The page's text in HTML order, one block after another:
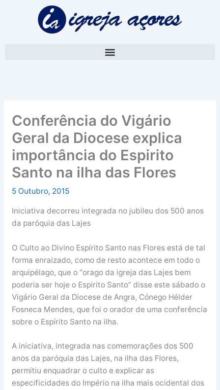
Conferência do Vigário
Geral da Diocese explica
importância do Espirito
Santo na ilha das Flores
5 Outubro, 2015
Iniciativa decorreu integrada no jubileu dos 500 anos
da paróquia das Lajes
O Culto ao Divino Espírito Santo nas Flores está de tal
forma enraizado, como de resto acontece em todo o
arquipélago, que o “orago da igreja das Lajes bem
poderia ser hoje o Espirito Santo” disse este sábado o
Vigário Geral da Diocese de Angra, Cónego Hélder
Fosneca Mendes, que foi o orador de uma conferência
sobre o Espírito Santo na ilha.
A iniciativa, integrada nas comemorações dos 500
anos da paróquia das Lajes, na ilha das Flores,
permitiu enquadrar o culto e explicar as
especificidades do Império na ilha mais ocidental dos